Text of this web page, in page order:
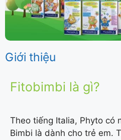
Giới thiệu
Fitobimbi là gì?
Theo tiếng Italia, Phyto có
Bimbi là dành cho trẻ em.